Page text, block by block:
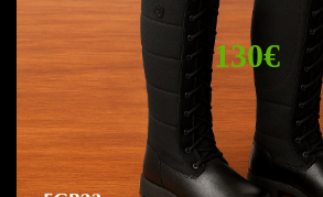
130€